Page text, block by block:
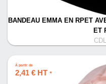
BANDEAU EMMA EN RPET
ET
À partir de
2,41 € HT *